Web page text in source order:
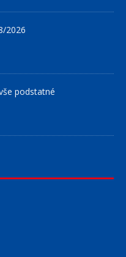
2026
podstatné